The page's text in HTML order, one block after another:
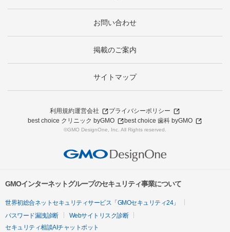
お問い合わせ
掲載のご案内
サイトマップ
利用規約運営会社
プライバシーポリシー
best choice クリニック byGMO
best choice 歯科 byGMO
©GMO DesignOne, Inc. All Rights reserved.
GMOインターネットグループのセキュリティ事業について
世界初総合ネットセキュリティサービス「GMOセキュリティ24」
パスワード漏洩診断
Webサイトリスク診断
セキュリティ相談AIチャットボット